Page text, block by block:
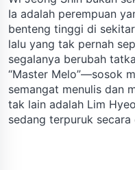
Ia adalah perempuan
benteng tinggi di
lalu yang tak pernah
segalanya berubah
“Master Melo”—sosok
semangat menulis dan
tak lain adalah Lim
sedang terpuruk secara